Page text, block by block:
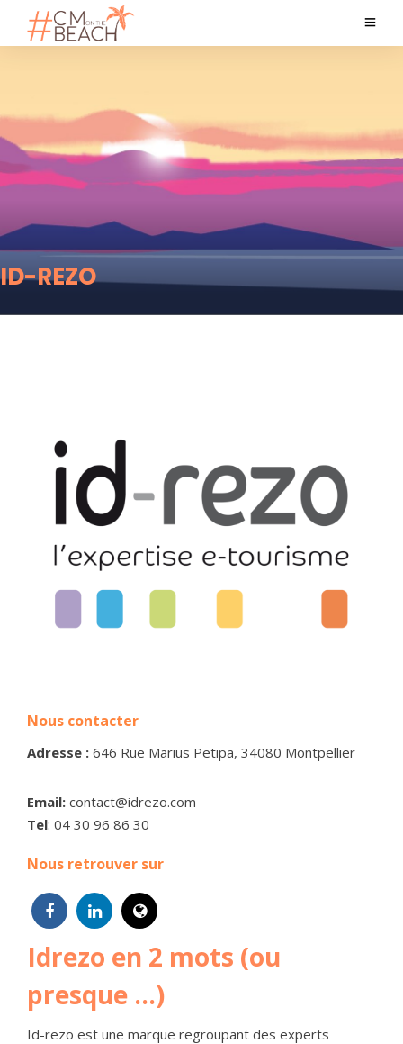
ID-REZO
Nous contacter
Adresse : 646 Rue Marius Petipa, 34080 Montpellier
Email: contact@idrezo.com
Tel: 04 30 96 86 30
Nous retrouver sur
Idrezo en 2 mots (ou
presque …)
Id-rezo est une marque regroupant des experts